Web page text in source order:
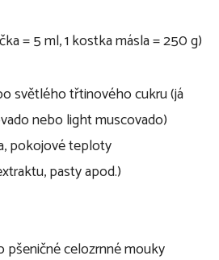
= 5 ml, 1 kostka másla = 250 g)
světlého třtinového cukru (já
nebo light muscovado)
pokojové teploty
pasty apod.)
pšeničné celozrnné mouky